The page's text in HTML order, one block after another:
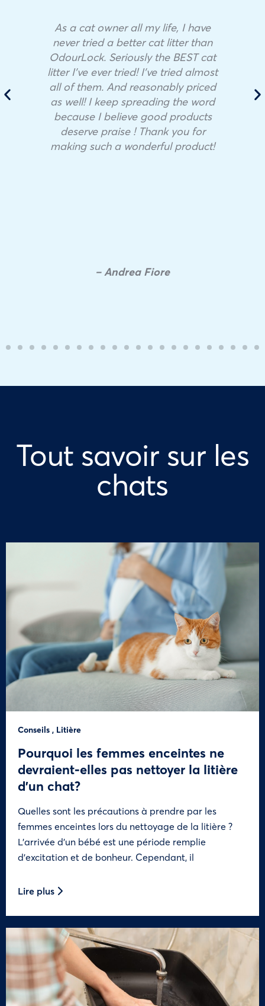
As a cat owner all my life, I have
never tried a better cat litter than
OdourLock. Seriously the BEST cat
litter I’ve ever tried! I’ve tried almost
all of them. And reasonably priced
as well! I keep spreading the word
because I believe good products
deserve praise ! Thank you for
making such a wonderful product!
– Andrea Fiore
Tout savoir sur les
chats
Conseils , Litière
Pourquoi les femmes enceintes ne
devraient-elles pas nettoyer la litière
d’un chat?
Quelles sont les précautions à prendre par les
femmes enceintes lors du nettoyage de la litière ?
L’arrivée d’un bébé est une période remplie
d’excitation et de bonheur. Cependant, il
Lire plus